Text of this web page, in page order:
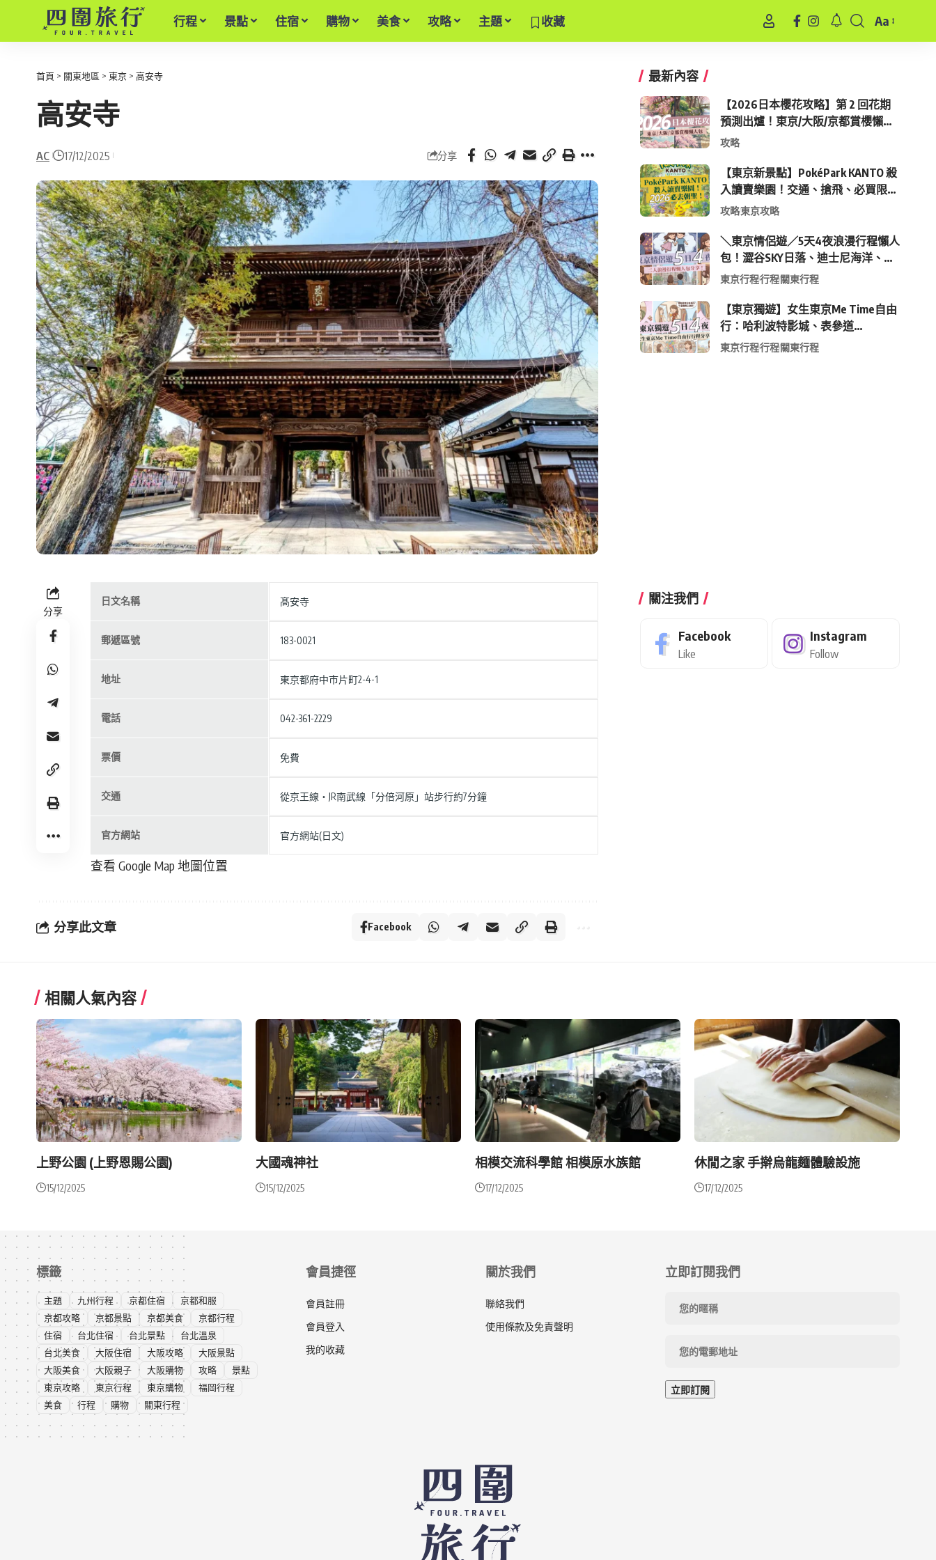
行程 景點 住宿 購物 美食 攻略 主題 收藏
Font
Aa
首頁 > 關東地區 > 東京 > 高安寺
高安寺
AC 17/12/2025 分享
分享
日文名稱 髙安寺
郵遞區號 183-0021
地址 東京都府中市片町2-4-1
電話 042-361-2229
票價 免費
交通 從京王線・JR南武線「分倍河原」站步行約7分鐘
官方網站 官方網站(日文)
查看 Google Map 地圖位置
分享此文章 Facebook
最新內容
【2026日本櫻花攻略】第 2 回花期
預測出爐！東京/大阪/京都賞櫻懶人
包 (附最新時間表)
攻略
【東京新景點】PokéPark KANTO 殺
入讀賣樂園！交通、搶飛、必買限定
周邊全攻略
攻略東京攻略
＼東京情侶遊／5天4夜浪漫行程懶人
包！澀谷SKY日落、迪士尼海洋、中
目黑高質感咖啡廳全收錄
東京行程行程關東行程
【東京獨遊】女生東京Me Time自由
行：哈利波特影城、表參道
Shopping 與下北澤尋寶5日4夜慢活
東京行程行程關東行程
關注我們
Facebook
Like
Instagram
Follow
相關人氣內容
上野公園 (上野恩賜公園)
15/12/2025
大國魂神社
15/12/2025
相模交流科學館 相模原水族館
17/12/2025
休閒之家 手擀烏龍麵體驗設施
17/12/2025
標籤
主題 九州行程 京都住宿
京都和服
京都攻略
京都景點 京都美食
京都行程
住宿
台北住宿 台北景點
台北溫泉
台北美食
大阪住宿 大阪攻略
大阪景點
大阪美食
大阪親子 大阪購物 攻略
景點
東京攻略
東京行程 東京購物
福岡行程
美食
行程 購物 關東行程
會員捷徑
會員註冊
會員登入
我的收藏
關於我們
聯絡我們
使用條款及免責聲明
立即訂閱我們